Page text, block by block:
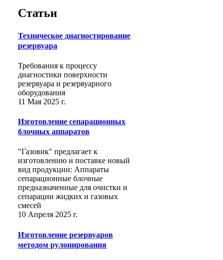
Статьи
Техническое диагностирование
резервуара
Требования к процессу
диагностики поверхности
резервуара и резервуарного
оборудования
11 Мая 2025 г.
Изготовление сепарационных
блочных аппаратов
"Газовик" предлагает к
изготовлению и поставке новый
вид продукции: Аппараты
сепарационные блочные
предназначенные для очистки и
сепарации жидких и газовых
смесей
10 Апреля 2025 г.
Изготовление резервуаров
методом рулонирования